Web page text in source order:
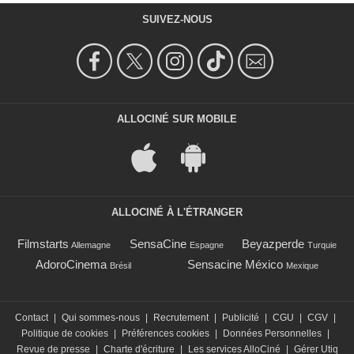
SUIVEZ-NOUS
ALLOCINÉ SUR MOBILE
ALLOCINÉ À L'ÉTRANGER
Filmstarts Allemagne SensaCine Espagne Beyazperde Turquie
AdoroCinema Brésil Sensacine México Mexique
Contact Qui sommes-nous Recrutement Publicité CGU CGV
Politique de cookies
Préférences cookies Données Personnelles
Revue de presse
Charte d'écriture Les services AlloCiné Gérer Utiq